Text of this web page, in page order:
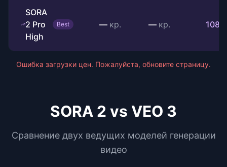
SORA
2 Pro
High
Best — кр. — кр.
Ошибка загрузки цен. Пожалуйста, обновите страницу.
SORA 2 vs VEO 3
Сравнение двух ведущих моделей генерации
видео